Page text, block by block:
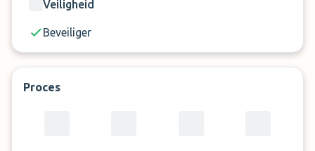
Veiligheid
Beveiliger
Proces